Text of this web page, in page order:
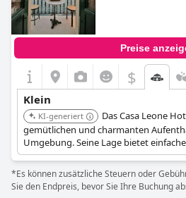
den Aufenthalt so angenehm wie
allem ist das Ambassadors Residence
ausgezeichnetes Hotel, das mit
der exquisiten Liebe zum Detail und
Personal ein einzigartiges und
Preise
$
Klein
KI-generiert
Das Casa Leone
gemütlichen und charmanten
Umgebung. Seine Lage bietet
Sehenswürdigkeiten der Stadt.
*Es können zusätzliche Steuern oder
Sie den Endpreis, bevor Sie Ihre Buchung